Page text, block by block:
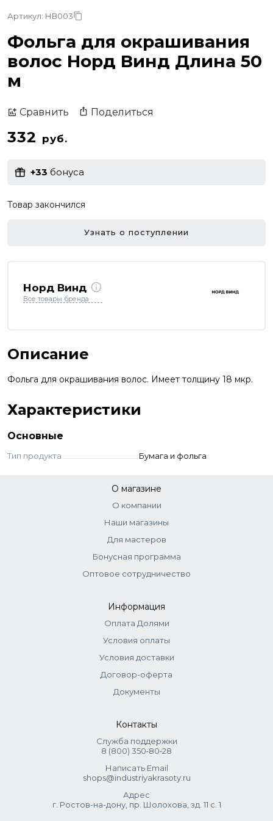
Артикул: НВ003
Фольга для окрашивания
волос Норд Винд Длина 50
м
Сравнить Поделиться
332 руб.
+33 бонуса
Товар закончился
Узнать о поступлении
Норд Винд
Все товары бренда
Описание
Фольга для окрашивания волос. Имеет толщину 18 мкр.
Характеристики
Основные
Тип продукта Бумага и фольга
О магазине
О компании
Наши магазины
Для мастеров
Бонусная программа
Оптовое сотрудничество
Информация
Оплата Долями
Условия оплаты
Условия доставки
Договор-оферта
Документы
Контакты
Служба поддержки
8 (800) 350‑80‑28
Написать Email
shops@industriyakrasoty.ru
Адрес
г. Ростов-на-дону, пр. Шолохова, зд. 11 с. 1